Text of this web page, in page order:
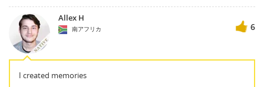
Allex H
南アフリカ 6
I created memories